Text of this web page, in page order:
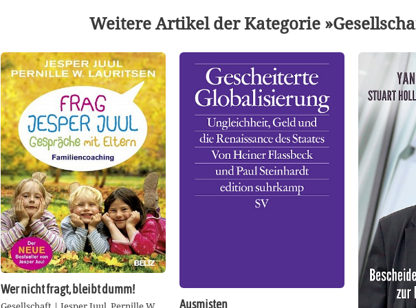
Weitere Artikel der Kategorie
Wer nicht fragt, bleibt dumm!
Ausmisten